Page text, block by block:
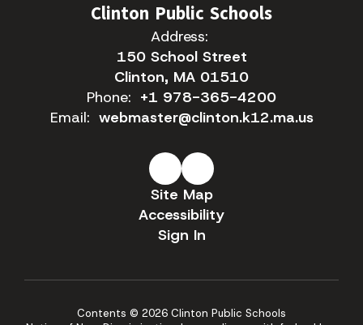
Clinton Public Schools
Address:
150 School Street
Clinton, MA 01510
Phone: +1 978-365-4200
Email: webmaster@clinton.k12.ma.us
Site Map
Accessibility
Sign In
Contents © 2026 Clinton Public Schools